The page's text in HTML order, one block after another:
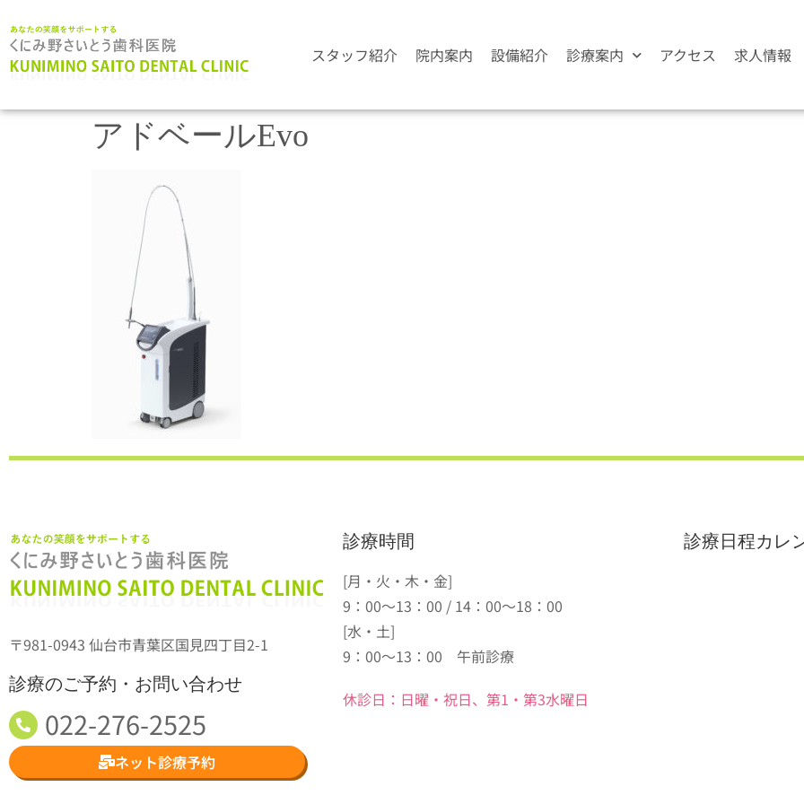
スタッフ紹介 院内案内 設備紹介 診療案内 アクセス 求人情報
アドベールEvo
〒981-0943 仙台市青葉区国見四丁目2-1
診療のご予約・お問い合わせ
022-276-2525
ネット診療予約
診療時間
[月・火・木・金]
9：00～13：00 / 14：00～18：00
[水・土]
9：00～13：00 午前診療
休診日：日曜・祝日、第1・第3水曜日
診療日程カレ